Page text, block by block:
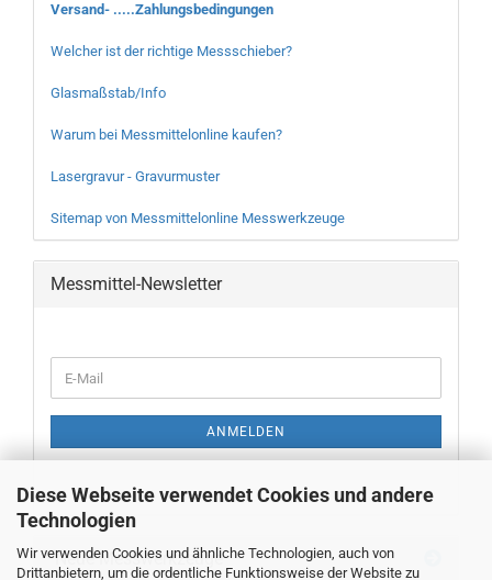
Diese Webseite verwendet Cookies und andere
Technologien
Wir verwenden Cookies und ähnliche Technologien, auch von
Drittanbietern, um die ordentliche Funktionsweise der Website zu
Versand- .....Zahlungsbedingungen
Welcher ist der richtige Messschieber?
Glasmaßstab/Info
Warum bei Messmittelonline kaufen?
Lasergravur - Gravurmuster
Sitemap von Messmittelonline Messwerkzeuge
Messmittel-Newsletter
ZUR
E-
Mail
ANMELDEN
Neue Messwerkzeuge